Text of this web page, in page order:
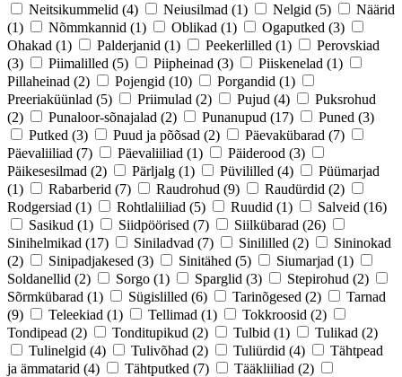
Neitsikummelid (4) Neiusilmad (1) Nelgid (5)
Näärid
(1)
Nõmmkannid (1) Oblikad (1) Ogaputked (3)
Ohakad (1) Palderjanid (1) Peekerlilled (1)
Perovskiad
(3)
Piimalilled (5) Piipheinad (3) Piiskenelad (1)
Pillaheinad (2) Pojengid (10) Porgandid (1)
Preeriaküünlad (5) Priimulad (2) Pujud (4)
Puksrohud
(2)
Punaloor-sõnajalad (2) Punanupud (17) Puned (3)
Putked (3) Puud ja põõsad (2) Päevakübarad (7)
Päevaliiliad (7) Päevaliiliad (1) Päiderood (3)
Päikesesilmad (2) Pärljalg (1) Püvililled (4)
Püümarjad
(1)
Rabarberid (7) Raudrohud (9) Raudürdid (2)
Rodgersiad (1) Rohtlaliiliad (5) Ruudid (1) Salveid (16)
Sasikud (1) Siidpöörised (7) Siilkübarad (26)
Sinihelmikad (17) Siniladvad (7) Sinililled (2)
Sininokad
(2)
Sinipadjakesed (3) Sinitähed (5) Siumarjad (1)
Soldanellid (2) Sorgo (1) Sparglid (3) Stepirohud (2)
Sõrmkübarad (1) Sügislilled (6) Tarinõgesed (2)
Tarnad
(9)
Teleekiad (1) Tellimad (1) Tokkroosid (2)
Tondipead (2) Tonditupikud (2) Tulbid (1) Tulikad (2)
Tulinelgid (4) Tulivõhad (2) Tuliürdid (4)
Tähtpead
ja ämmatarid (4) Tähtputked (7) Tääkliiliad (2)